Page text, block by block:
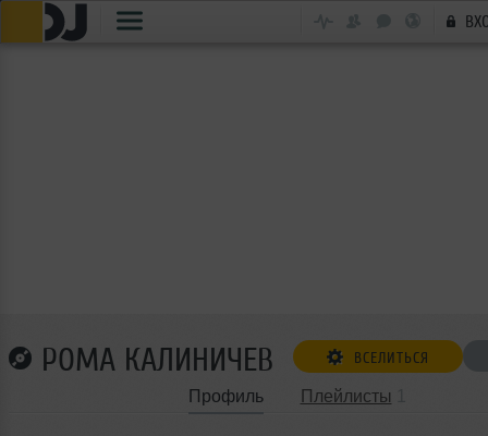
РОМА КАЛИНИЧЕВ ВСЕЛИТЬСЯ
Профиль Плейлисты